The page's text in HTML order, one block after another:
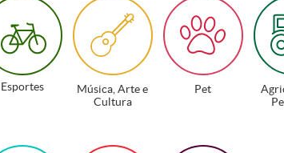
Esportes
Música, Arte e
Cultura
Pet